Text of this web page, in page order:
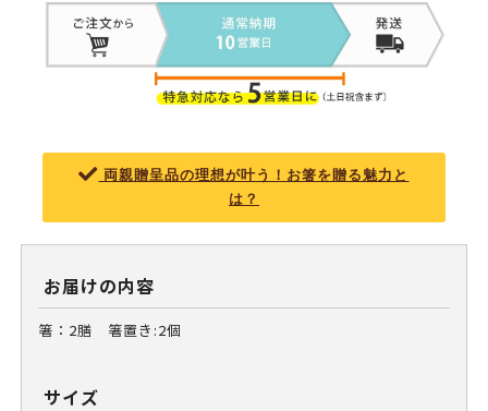
両親贈呈品の理想が叶う！お箸を贈る魅力と
は？
お届けの内容
箸：2膳 箸置き:2個
サイズ